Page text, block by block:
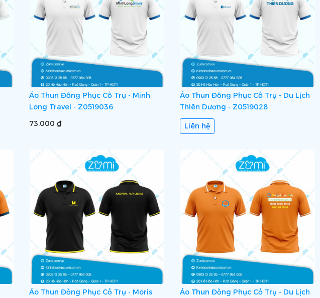
Áo Thun Đồng Phục Cổ Trụ - Minh
Long Travel - Z0519036
73.000 ₫
Áo Thun Đồng Phục Cổ Trụ - Du Lịch
Thiên Dương - Z0519028
Liên hệ
Áo Thun Đồng Phục Cổ Trụ - Moris
Áo Thun Đồng Phục Cổ Trụ - Du Lịch